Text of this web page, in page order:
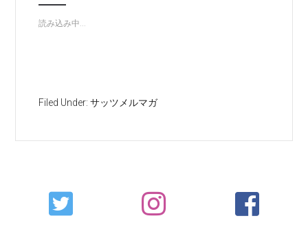
読み込み中...
Filed Under:サッツメルマガ
Primary
Sidebar